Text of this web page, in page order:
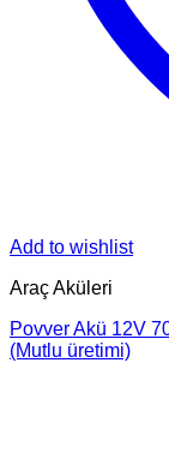
Add to wishlist
Araç Aküleri
Povver Akü 12V
(Mutlu üretimi)